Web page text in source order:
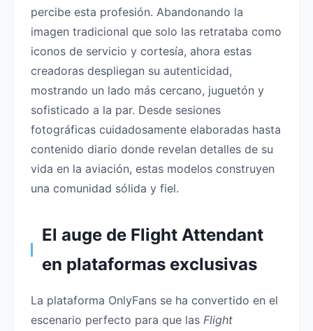
percibe esta profesión. Abandonando la
imagen tradicional que solo las retrataba como
iconos de servicio y cortesía, ahora estas
creadoras despliegan su autenticidad,
mostrando un lado más cercano, juguetón y
sofisticado a la par. Desde sesiones
fotográficas cuidadosamente elaboradas hasta
contenido diario donde revelan detalles de su
vida en la aviación, estas modelos construyen
una comunidad sólida y fiel.
El auge de Flight Attendant
en plataformas exclusivas
La plataforma OnlyFans se ha convertido en el
escenario perfecto para que las Flight